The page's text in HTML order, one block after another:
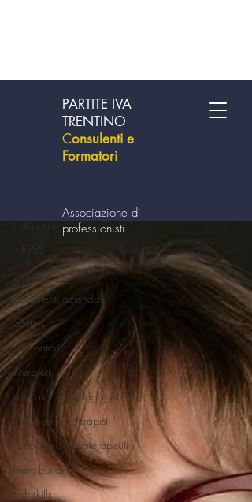
PARTITE IVA
TRENTINO
Consulenti e
Formatori
Associazione di
professionisti
Tutti i post
NEWS
Formatori
Consulenti aziendali
Coach
Ricercatori
Interpreti
Educatori e pedagogisti
Logopedisti e terapisti
Psicologi e psicoterapeuti
Team building
Soft skills